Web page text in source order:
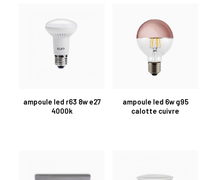
ampoule led r63 8w e27
4000k
ampoule led 6w g95
calotte cuivre